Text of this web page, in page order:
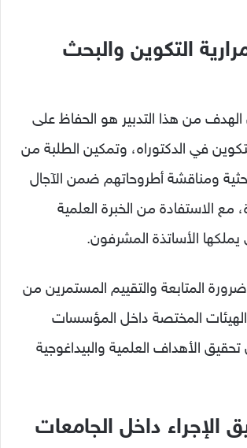
التكوين والبحث
الهدف من هذا التدبير هو الحفاظ على
في الدكتوراه، وتمكين الطلبة من
ومناقشة أطروحاتهم ضمن الآجال
مع الاستفادة من الخبرة العلمية
يملكها الأساتذة المشرفون.
المتابعة والتقييم المستمرين من
المختصة داخل المؤسسات
الأهداف العلمية والبيداغوجية
الإجراء داخل الجامعات